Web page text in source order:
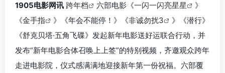
1905电影网讯 跨年档 六部电影《一闪一闪亮星星
》
《金手指 》《年会不能停！》《非诚勿扰3
》《潜行》
《舒克贝塔·五角飞碟》发起新年电影送好运联合行动，并
发布“新年电影合体召唤上上签”的特别视频，齐邀观众跨年
走进电影院，仪式感满满地迎接新年第一份祝福。六部覆